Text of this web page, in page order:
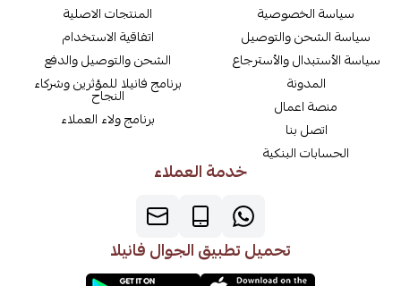
سياسة الخصوصية
سياسة الشحن والتوصيل
سياسة الأستبدال والأسترجاع
المدونة
منصة اعمال
اتصل بنا
الحسابات البنكية
المنتجات الاصلية
اتفاقية الاستخدام
الشحن والتوصيل والدفع
برنامج فانيلا للمؤثرين وشركاء
النجاح
برنامج ولاء العملاء
خدمة العملاء
تحميل تطبيق الجوال فانيلا